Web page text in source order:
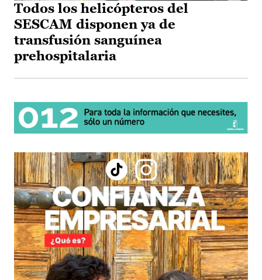
Todos los helicópteros del
SESCAM disponen ya de
transfusión sanguínea
prehospitalaria